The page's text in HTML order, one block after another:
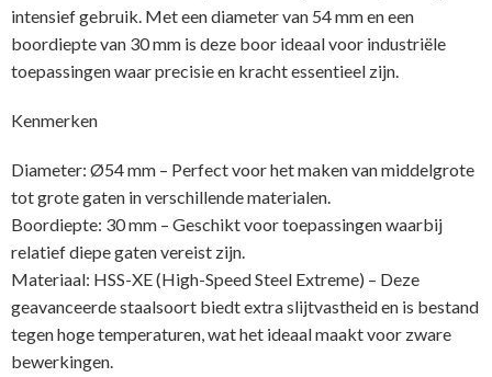
intensief gebruik. Met een diameter van 54 mm en een
boordiepte van 30 mm is deze boor ideaal voor industriële
toepassingen waar precisie en kracht essentieel zijn.
Kenmerken
Diameter: Ø54 mm – Perfect voor het maken van middelgrote
tot grote gaten in verschillende materialen.
Boordiepte: 30 mm – Geschikt voor toepassingen waarbij
relatief diepe gaten vereist zijn.
Materiaal: HSS-XE (High-Speed Steel Extreme) – Deze
geavanceerde staalsoort biedt extra slijtvastheid en is bestand
tegen hoge temperaturen, wat het ideaal maakt voor zware
bewerkingen.